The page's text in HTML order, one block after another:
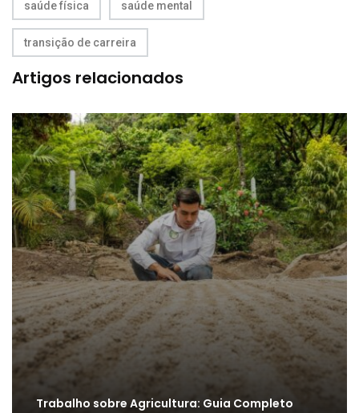
saúde física saúde mental
transição de carreira
Artigos relacionados
Trabalho sobre Agricultura: Guia Completo